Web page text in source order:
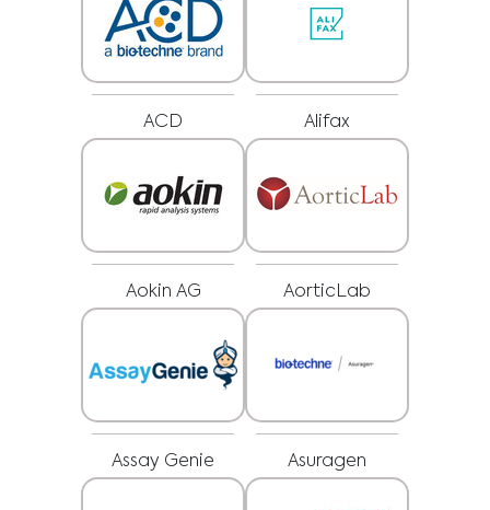
Medical Advice Disclaimer
ОДРЕКУВАЊЕ ОД ОДГОВОРНОСТ: ОВАА ВЕБ-СТРАНИЦА
НЕ НУДИ МЕДИЦИНСКИ СОВЕТИ
Информациите, вклучувајќи но не ограничувајќи се на, текст, графика,
слики и друг материјал што се содржи на оваа веб-страница се само
за информативни цели и понекогаш се ограничени само за
здравствени професионалци. Сопственикот на оваа веб-страница
не може да се смета за одговорен за какви било грешки, неточности
или неправилности кои оваа веб-страница или секоја поврзана
Ниеден материјал на оваа страница не е наменет да биде замена за
имате во врска со медицински состојби или третман пред да
започнете со нов режим на здравствена нега и никогаш не
занемарувајте професионален медицински совет и не доцнете да го
побарате поради нешто што сте го прочитале на оваа веб-
Јас сум здравствен професионалец
Изберете го вашиот пазар :
ACD Alifax
Aokin AG AorticLab
Assay Genie Asuragen